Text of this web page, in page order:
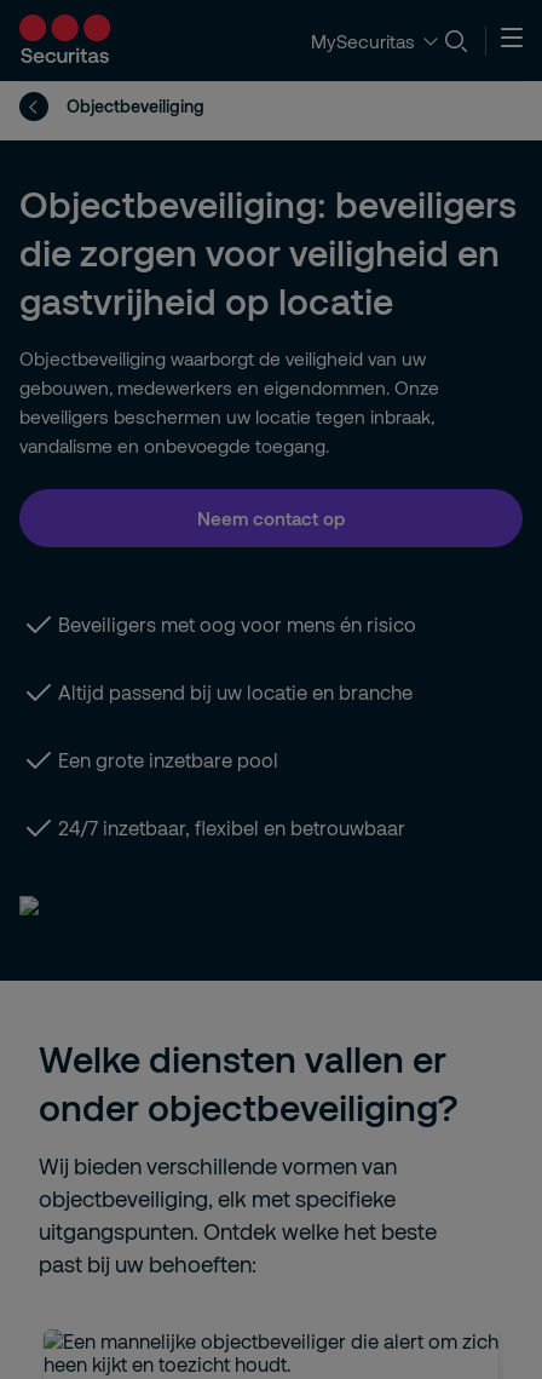
MySecuritas
Objectbeveiliging
Objectbeveiliging: beveiligers
die zorgen voor veiligheid en
gastvrijheid op locatie
Objectbeveiliging waarborgt de veiligheid van uw
gebouwen, medewerkers en eigendommen. Onze
beveiligers beschermen uw locatie tegen inbraak,
vandalisme en onbevoegde toegang.
Neem contact op
Beveiligers met oog voor mens én risico
Altijd passend bij uw locatie en branche
Een grote inzetbare pool
24/7 inzetbaar, flexibel en betrouwbaar
Welke diensten vallen er
onder objectbeveiliging?
Wij bieden verschillende vormen van
objectbeveiliging, elk met specifieke
uitgangspunten. Ontdek welke het beste
past bij uw behoeften: